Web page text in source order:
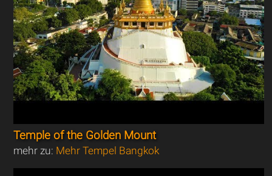
Temple of the Golden Mount
mehr zu: Mehr Tempel Bangkok